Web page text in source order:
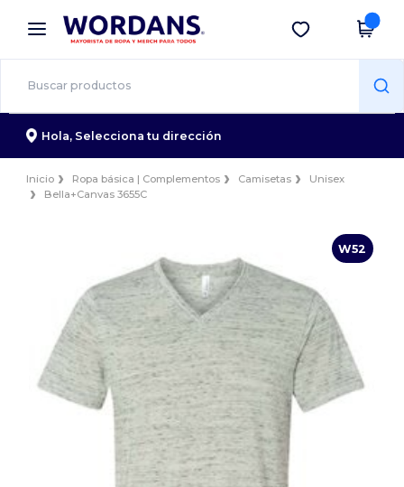
× App de Wordans
¡Mejores precios en app!
Descargar app
Hola, Selecciona tu dirección
Inicio Ropa básica | Complementos Camisetas
Unisex
Bella+Canvas 3655C
W52